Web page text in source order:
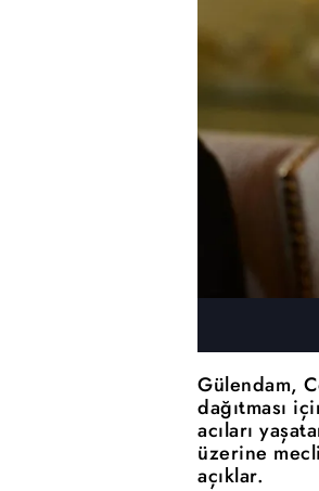
Gülendam,
dağıtması
acıları
üzerine
açıklar.